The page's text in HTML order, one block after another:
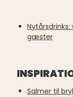
gæster
Salmer til